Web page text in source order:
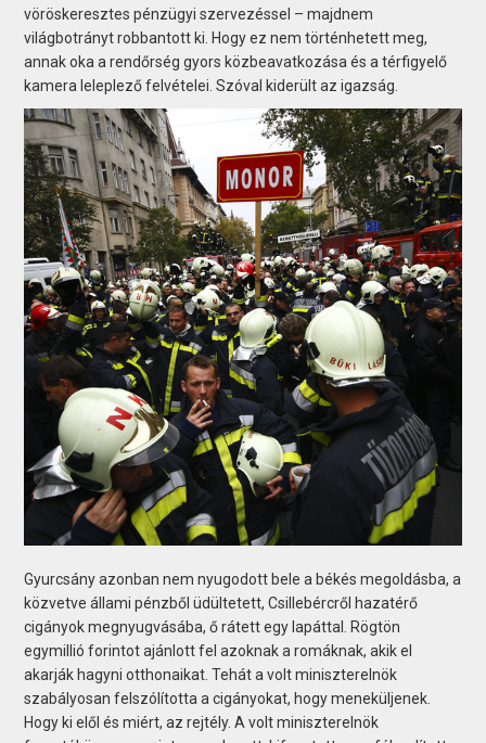
vöröskeresztes pénzügyi szervezéssel – majdnem
világbotrányt robbantott ki. Hogy ez nem történhetett meg,
annak oka a rendőrség gyors közbeavatkozása és a térfigyelő
kamera leleplező felvételei. Szóval kiderült az igazság.
Gyurcsány azonban nem nyugodott bele a békés megoldásba, a
közvetve állami pénzből üdültetett, Csillebércről hazatérő
cigányok megnyugvásába, ő rátett egy lapáttal. Rögtön
egymillió forintot ajánlott fel azoknak a romáknak, akik el
akarják hagyni otthonaikat. Tehát a volt miniszterelnök
szabályosan felszólította a cigányokat, hogy meneküljenek.
Hogy ki elől és miért, az rejtély. A volt miniszterelnök